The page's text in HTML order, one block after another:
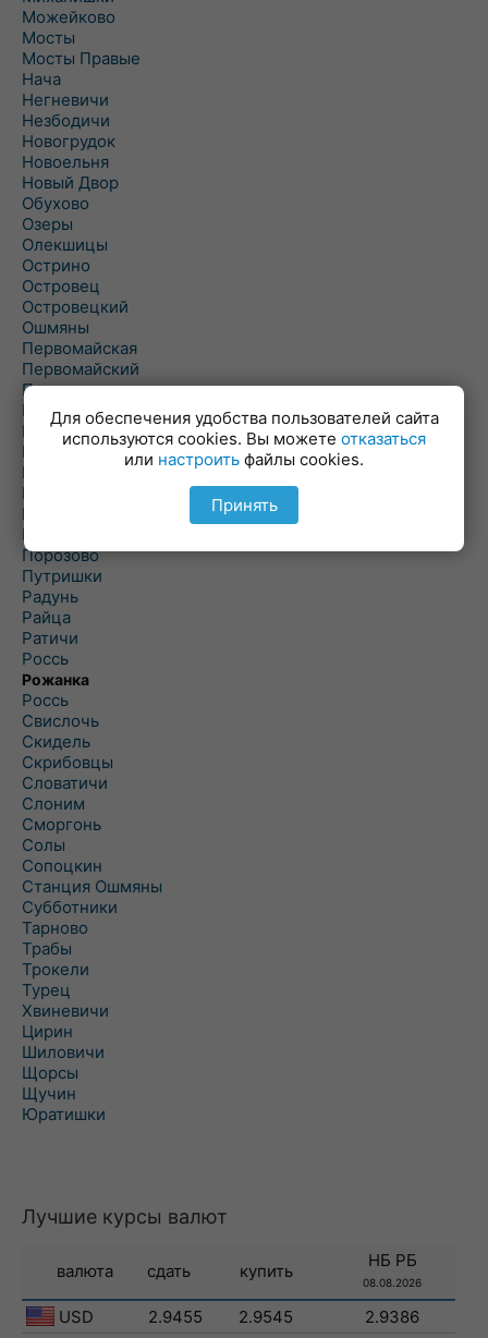
Можейково
Мосты
Мосты Правые
Нача
Негневичи
Незбодичи
Новогрудок
Новоельня
Новый Двор
Обухово
Озеры
Олекшицы
Острино
Островец
Островецкий
Ошмяны
Первомайская
Первомайский
Пески
Петревичи
Погородно
Пограничный
Подлабенье
Подольцы
Подороск
Поречье
Порозово
Путришки
Радунь
Райца
Ратичи
Роcсь
Рожанка
Россь
Свислочь
Скидель
Скрибовцы
Словатичи
Слоним
Сморгонь
Солы
Сопоцкин
Станция Ошмяны
Субботники
Тарново
Трабы
Трокели
Турец
Хвиневичи
Цирин
Шиловичи
Щорсы
Щучин
Юратишки
Лучшие курсы валют
валюта сдать купить
НБ РБ
08.08.2026
USD 2.9455 2.9545
2.9386
Для обеспечения удобства пользователей сайта
используются cookies. Вы можете отказаться
или настроить файлы cookies.
Принять